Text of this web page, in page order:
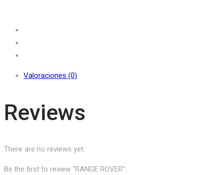
Valoraciones (0)
Reviews
There are no reviews yet.
Be the first to review “RANGE ROVER”